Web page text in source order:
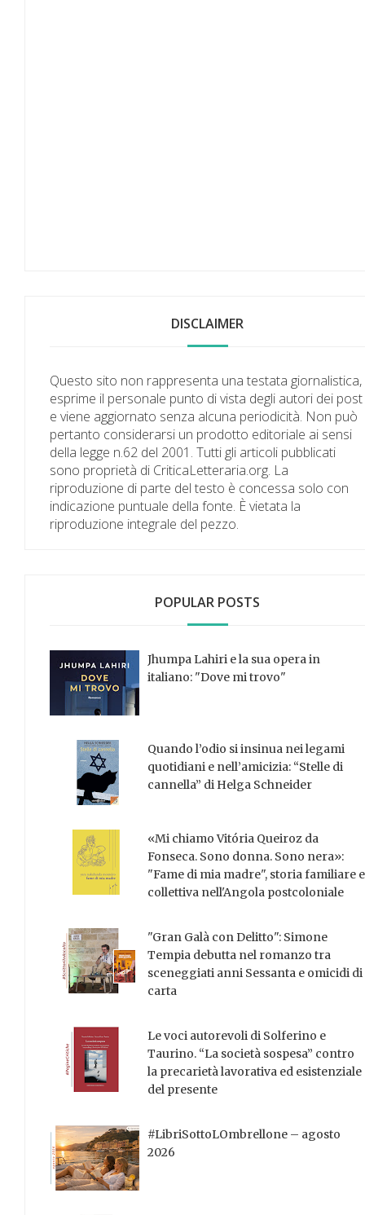
DISCLAIMER
Questo sito non rappresenta una testata giornalistica,
esprime il personale punto di vista degli autori dei post
e viene aggiornato senza alcuna periodicità. Non può
pertanto considerarsi un prodotto editoriale ai sensi
della legge n.62 del 2001. Tutti gli articoli pubblicati
sono proprietà di CriticaLetteraria.org. La
riproduzione di parte del testo è concessa solo con
indicazione puntuale della fonte. È vietata la
riproduzione integrale del pezzo.
POPULAR POSTS
Jhumpa Lahiri e la sua opera in
italiano: "Dove mi trovo"
Quando l’odio si insinua nei legami
quotidiani e nell’amicizia: “Stelle di
cannella” di Helga Schneider
«Mi chiamo Vitória Queiroz da
Fonseca. Sono donna. Sono nera»:
"Fame di mia madre", storia familiare e
collettiva nell'Angola postcoloniale
"Gran Galà con Delitto": Simone
Tempia debutta nel romanzo tra
sceneggiati anni Sessanta e omicidi di
carta
Le voci autorevoli di Solferino e
Taurino. “La società sospesa” contro
la precarietà lavorativa ed esistenziale
del presente
#LibriSottoLOmbrellone – agosto
2026